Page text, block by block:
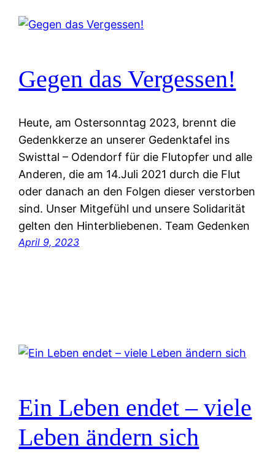
Gegen das Vergessen!
Heute, am Ostersonntag 2023, brennt die
Gedenkkerze an unserer Gedenktafel ins
Swisttal – Odendorf für die Flutopfer und alle
Anderen, die am 14.Juli 2021 durch die Flut
oder danach an den Folgen dieser verstorben
sind. Unser Mitgefühl und unsere Solidarität
gelten den Hinterbliebenen. Team Gedenken
April 9, 2023
Ein Leben endet – viele
Leben ändern sich